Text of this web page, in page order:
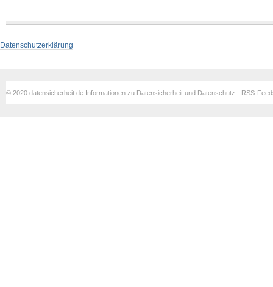
Datenschutzerklärung
© 2020 datensicherheit.de Informationen zu Datensicherheit und Datenschutz - RSS-